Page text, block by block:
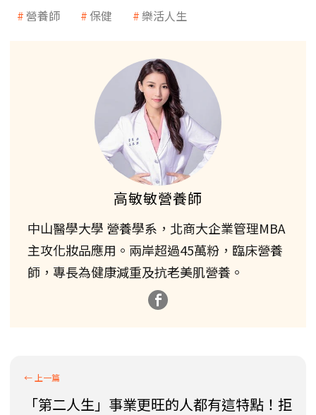
營養師
保健 樂活人生
高敏敏營養師
中山醫學大學 營養學系，北商大企業管理MBA
主攻化妝品應用。兩岸超過45萬粉，臨床營養
師，專長為健康減重及抗老美肌營養。
「第二人生」事業更旺的人都有這特點！拒